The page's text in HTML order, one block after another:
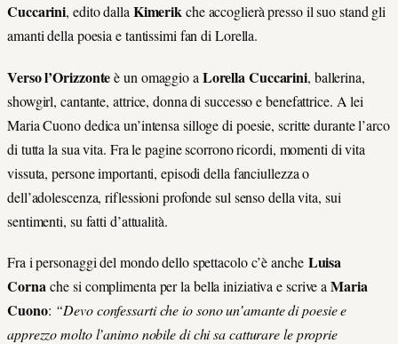
Cuccarini, edito dallaKimerikche accoglierà presso il suo stand gli
amanti della poesia e tantissimi fan di Lorella.
Verso l’Orizzonteè un omaggio a Lorella Cuccarini, ballerina,
showgirl, cantante, attrice, donna di successo e benefattrice. A lei
Maria Cuono dedica un’intensa silloge di poesie, scritte durante l’arco
di tutta la sua vita. Fra le pagine scorrono ricordi, momenti di vita
vissuta, persone importanti, episodi della fanciullezza o
dell’adolescenza, riflessioni profonde sul senso della vita, sui
sentimenti, su fatti d’attualità.
Fra i personaggi del mondo dello spettacolo c’è anche Luisa
Cornache si complimenta per la bella iniziativa e scrive aMaria
Cuono: “Devo confessarti che io sono un’amante di poesie e
apprezzo molto l’animo nobile di chi sa catturare le proprie